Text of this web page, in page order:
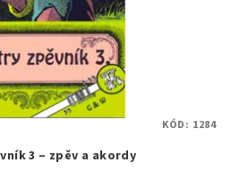
3 – zpěv a akordy
KÓD: 1284